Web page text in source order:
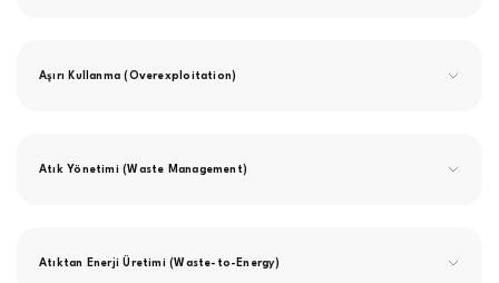
Aşırı Kullanma (Overexploitation)
Atık Yönetimi (Waste Management)
Atıktan Enerji Üretimi (Waste-to-Energy)